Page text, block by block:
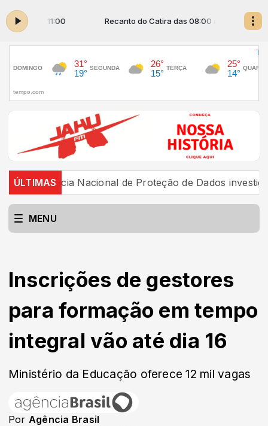
às 11:00 Recanto do Catira das 08:00 às 11:00
ÚLTIMASNacional de Proteção de Dados investiga
MENU
Inscrições de gestores
para formação em tempo
integral vão até dia 16
Ministério da Educação oferece 12 mil vagas
Por Agência Brasil